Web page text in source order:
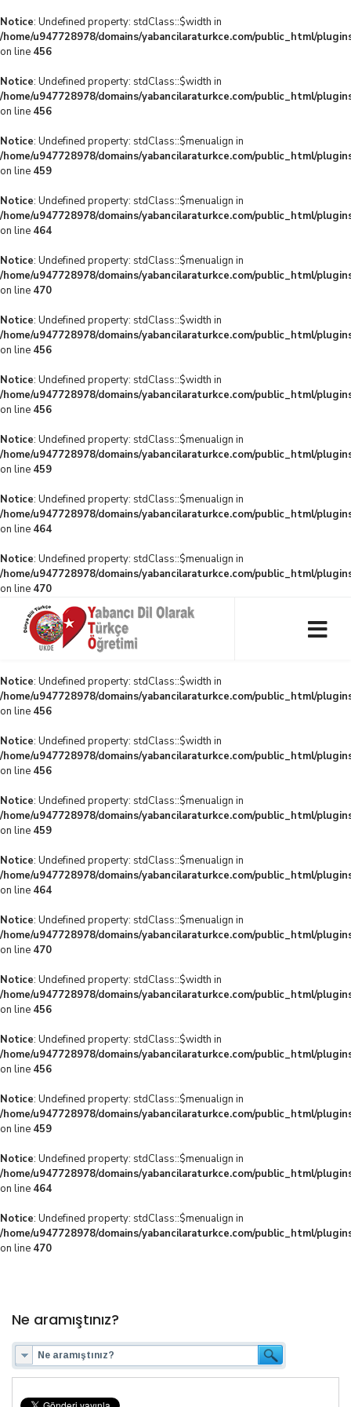
Notice: Undefined property: stdClass::$width in
/home/u947728978/domains/yabancilaraturkce.com/public_html/
on line 456
Notice: Undefined property: stdClass::$width in
/home/u947728978/domains/yabancilaraturkce.com/public_html/
on line 456
Notice: Undefined property: stdClass::$menualign in
/home/u947728978/domains/yabancilaraturkce.com/public_html/
on line 459
Notice: Undefined property: stdClass::$menualign in
/home/u947728978/domains/yabancilaraturkce.com/public_html/
on line 464
Notice: Undefined property: stdClass::$menualign in
/home/u947728978/domains/yabancilaraturkce.com/public_html/
on line 470
Notice: Undefined property: stdClass::$width in
/home/u947728978/domains/yabancilaraturkce.com/public_html/
on line 456
Notice: Undefined property: stdClass::$width in
/home/u947728978/domains/yabancilaraturkce.com/public_html/
on line 456
Notice: Undefined property: stdClass::$menualign in
/home/u947728978/domains/yabancilaraturkce.com/public_html/
on line 459
Notice: Undefined property: stdClass::$menualign in
/home/u947728978/domains/yabancilaraturkce.com/public_html/
on line 464
Notice: Undefined property: stdClass::$menualign in
/home/u947728978/domains/yabancilaraturkce.com/public_html/
on line 470
Notice: Undefined property: stdClass::$width in
/home/u947728978/domains/yabancilaraturkce.com/public_html/
on line 456
Notice: Undefined property: stdClass::$width in
/home/u947728978/domains/yabancilaraturkce.com/public_html/
on line 456
Notice: Undefined property: stdClass::$menualign in
/home/u947728978/domains/yabancilaraturkce.com/public_html/
on line 459
Notice: Undefined property: stdClass::$menualign in
/home/u947728978/domains/yabancilaraturkce.com/public_html/
on line 464
Notice: Undefined property: stdClass::$menualign in
/home/u947728978/domains/yabancilaraturkce.com/public_html/
on line 470
Notice: Undefined property: stdClass::$width in
/home/u947728978/domains/yabancilaraturkce.com/public_html/
on line 456
Notice: Undefined property: stdClass::$width in
/home/u947728978/domains/yabancilaraturkce.com/public_html/
on line 456
Notice: Undefined property: stdClass::$menualign in
/home/u947728978/domains/yabancilaraturkce.com/public_html/
on line 459
Notice: Undefined property: stdClass::$menualign in
/home/u947728978/domains/yabancilaraturkce.com/public_html/
on line 464
Notice: Undefined property: stdClass::$menualign in
/home/u947728978/domains/yabancilaraturkce.com/public_html/
on line 470
Ne aramıştınız?